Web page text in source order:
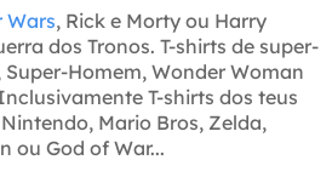
Wars, Rick e Morty ou Harry
dos Tronos. T-shirts de super-
Homem, Wonder Woman
T-shirts dos teus
Mario Bros, Zelda,
ou God of War...